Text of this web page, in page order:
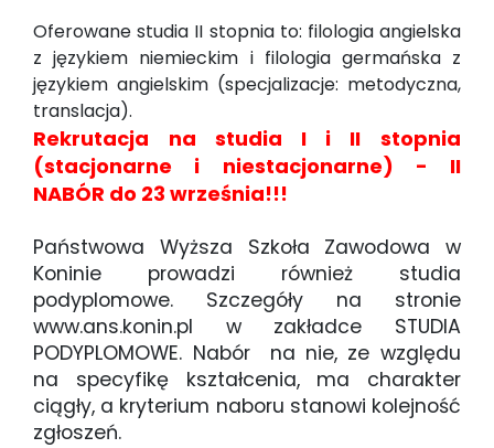
Oferowane studia II stopnia to: filologia angielska
z językiem niemieckim i filologia germańska z
językiem angielskim (specjalizacje: metodyczna,
translacja).
Rekrutacja na studia I i II stopnia
(stacjonarne i niestacjonarne) - II
NABÓR do 23 września!!!
Państwowa Wyższa Szkoła Zawodowa w
Koninie prowadzi również studia
podyplomowe. Szczegóły na stronie
www.ans.konin.pl w zakładce STUDIA
PODYPLOMOWE. Nabór na nie, ze względu
na specyfikę kształcenia, ma charakter
ciągły, a kryterium naboru stanowi kolejność
zgłoszeń.